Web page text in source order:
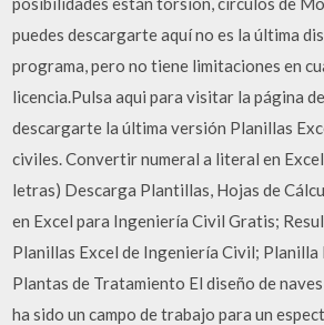
puedes descargarte aquí no es la última
programa, pero no tiene limitaciones en
licencia.Pulsa aqui para visitar la página
descargarte la última versión Planillas
civiles. Convertir numeral a literal en
letras) Descarga Plantillas, Hojas de
en Excel para Ingeniería Civil Gratis;
Planillas Excel de Ingeniería Civil; Planilla
Plantas de Tratamiento El diseño de naves
ha sido un campo de trabajo para un